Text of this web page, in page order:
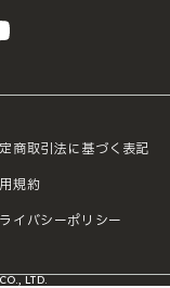
商取引法に基づく表記
規約
イバシーポリシー
LTD.